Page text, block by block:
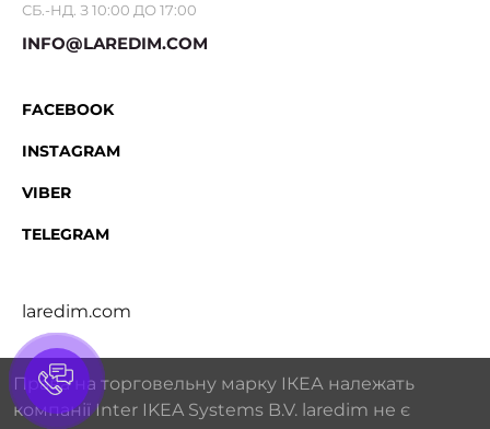
СБ.-НД. З 10:00 ДО 17:00
INFO@LAREDIM.COM
FACEBOOK
INSTAGRAM
VIBER
TELEGRAM
laredim.com
Права на торговельну марку IКЕА належать
компанії Inter IKEA Systems B.V. laredim не є